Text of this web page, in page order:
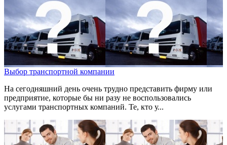
Выбор транспортной компании
На сегодняшний день очень трудно представить фирму или
предприятие, которые бы ни разу не воспользовались
услугами транспортных компаний. Те, кто у...